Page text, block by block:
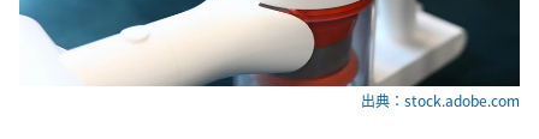
出典：stock.adobe.com